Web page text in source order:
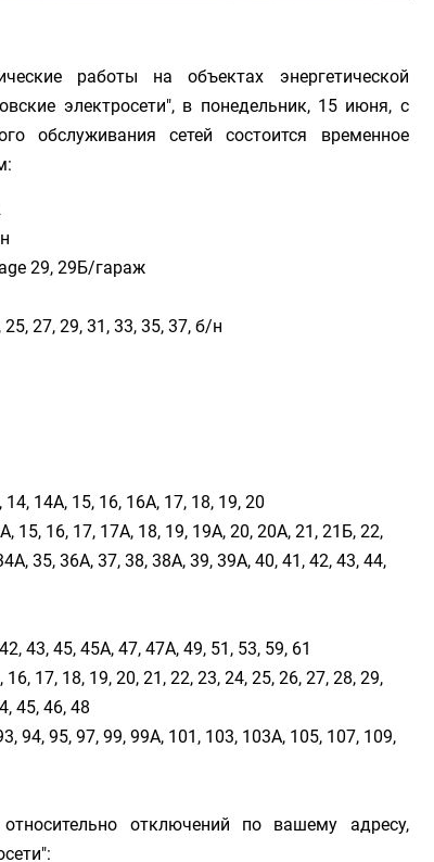
работы на объектах энергетической
электросети", в понедельник, 15 июня, с
обслуживания сетей состоится временное
29, 29Б/гараж
27, 29, 31, 33, 35, 37, б/н
14, 14А, 15, 16, 16А, 17, 18, 19, 20
15, 16, 17, 17А, 18, 19, 19А, 20, 20А, 21, 21Б, 22,
35, 36А, 37, 38, 38А, 39, 39А, 40, 41, 42, 43, 44,
43, 45, 45А, 47, 47А, 49, 51, 53, 59, 61
16, 17, 18, 19, 20, 21, 22, 23, 24, 25, 26, 27, 28, 29,
45, 46, 48
94, 95, 97, 99, 99А, 101, 103, 103А, 105, 107, 109,
отключений по вашему адресу,